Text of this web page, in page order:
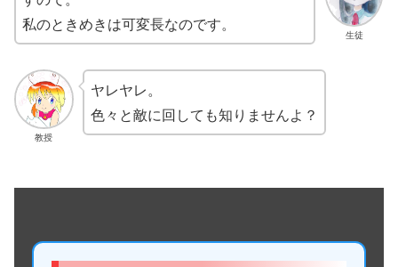
生徒
私のときめきは可変長なのです。
教授
ヤレヤレ。
色々と敵に回しても知りませんよ？